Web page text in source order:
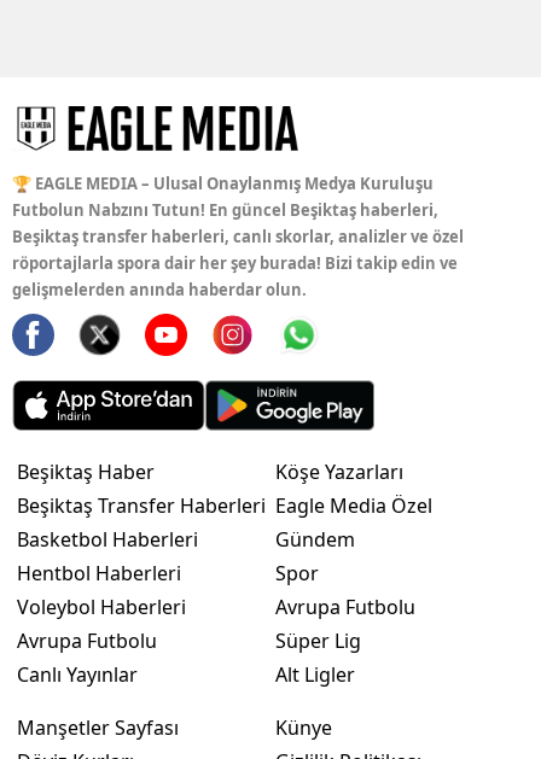
🏆 EAGLE MEDIA – Ulusal Onaylanmış Medya Kuruluşu
Futbolun Nabzını Tutun! En güncel Beşiktaş haberleri,
Beşiktaş transfer haberleri, canlı skorlar, analizler ve özel
röportajlarla spora dair her şey burada! Bizi takip edin ve
gelişmelerden anında haberdar olun.
Beşiktaş Haber
Beşiktaş Transfer Haberleri
Basketbol Haberleri
Hentbol Haberleri
Voleybol Haberleri
Avrupa Futbolu
Canlı Yayınlar
Köşe Yazarları
Eagle Media Özel
Gündem
Spor
Avrupa Futbolu
Süper Lig
Alt Ligler
Manşetler Sayfası
Künye